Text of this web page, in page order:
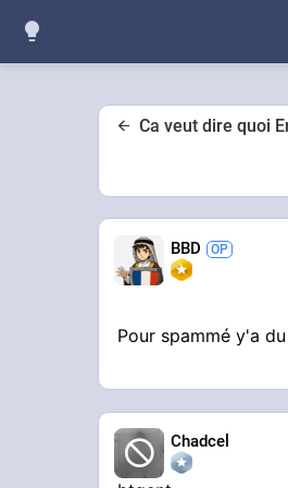
Ca veut dire quoi
BBD
Pour spammé y'a
Chadcel